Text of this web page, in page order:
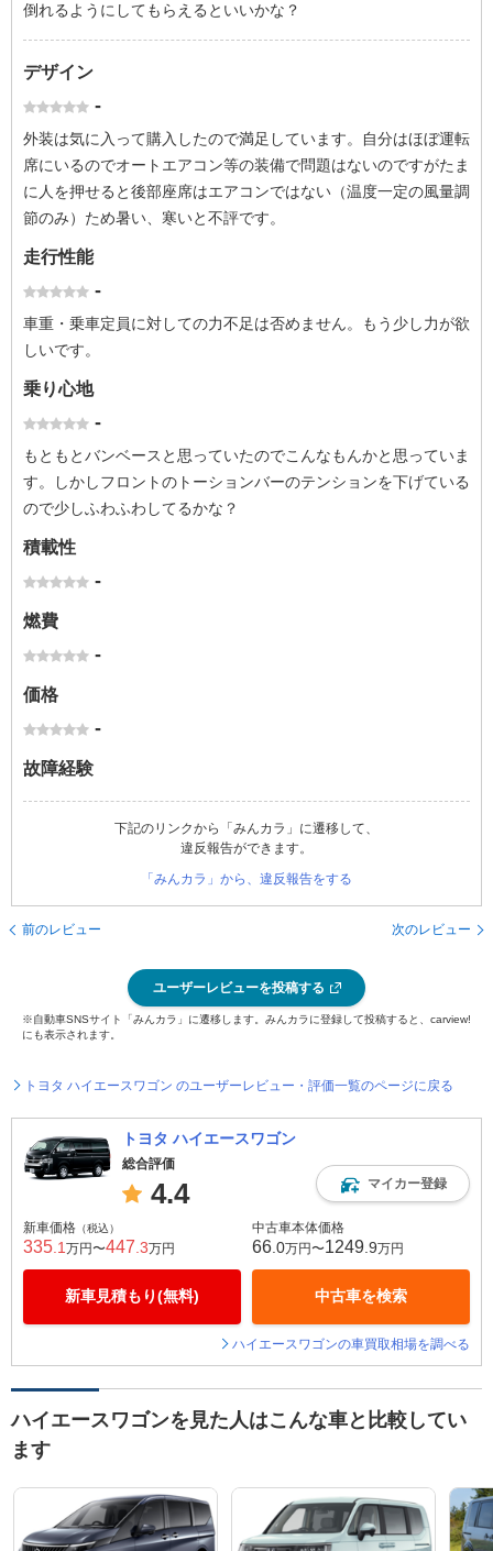
倒れるようにしてもらえるといいかな？
デザイン
-
外装は気に入って購入したので満足しています。自分はほぼ運転
席にいるのでオートエアコン等の装備で問題はないのですがたま
に人を押せると後部座席はエアコンではない（温度一定の風量調
節のみ）ため暑い、寒いと不評です。
走行性能
-
車重・乗車定員に対しての力不足は否めません。もう少し力が欲
しいです。
乗り心地
-
もともとバンベースと思っていたのでこんなもんかと思っていま
す。しかしフロントのトーションバーのテンションを下げている
ので少しふわふわしてるかな？
積載性
-
燃費
-
価格
-
故障経験
下記のリンクから「みんカラ」に遷移して、
違反報告ができます。
「みんカラ」から、違反報告をする
前のレビュー 次のレビュー
ユーザーレビューを投稿する
※自動車SNSサイト「みんカラ」に遷移します。みんカラに登録して投稿すると、carview!
にも表示されます。
トヨタ ハイエースワゴン のユーザーレビュー・評価一覧のページに戻る
トヨタ ハイエースワゴン
総合評価
4.4 マイカー登録
新車価格 （税込）
335 .1 万円〜447 .3万円
新車見積もり(無料)
中古車本体価格
66 .0万円〜1249 .9万円
中古車を検索
ハイエースワゴンの車買取相場を調べる
ハイエースワゴンを見た人はこんな車と比較してい
ます